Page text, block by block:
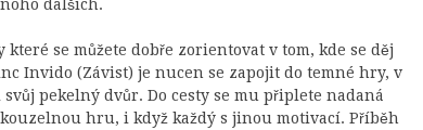
dalších.
se můžete dobře zorientovat v tom, kde se děj
Invido (Závist) je nucen se zapojit do temné hry, v
pekelný dvůr. Do cesty se mu připlete nadaná
hru, i když každý s jinou motivací. Příběh